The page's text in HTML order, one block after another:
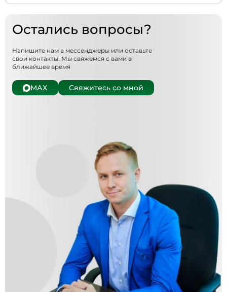
Остались вопросы?
Напишите нам в мессенджеры или оставьте
свои контакты. Мы свяжемся с вами в
ближайшее время
МАХ Свяжитесь со мной